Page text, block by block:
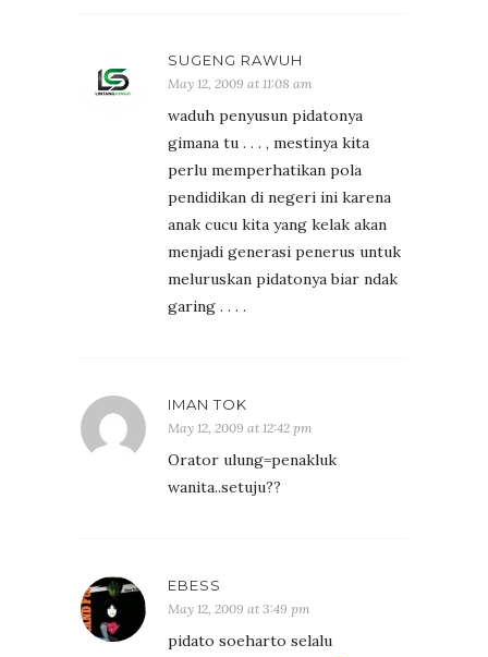
SUGENG RAWUH
May 12, 2009 at 11:08 am
waduh penyusun pidatonya
gimana tu . . . , mestinya kita
perlu memperhatikan pola
pendidikan di negeri ini karena
anak cucu kita yang kelak akan
menjadi generasi penerus untuk
meluruskan pidatonya biar ndak
garing . . . .
IMAN TOK
May 12, 2009 at 12:42 pm
Orator ulung=penakluk
wanita..setuju??
EBESS
May 12, 2009 at 3:49 pm
pidato soeharto selalu